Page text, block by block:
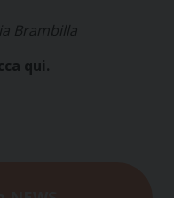
Brambilla
qui.